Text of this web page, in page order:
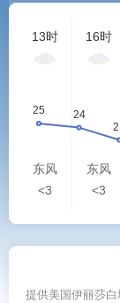
13时
东风
<3
16时
东风
<3
提供美国伊丽莎